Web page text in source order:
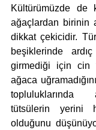
Kültürümüzde de
ağaçlardan birinin
dikkat çekicidir.
beşiklerinde ardıç
girmediği için cin
ağaca
topluluklarında
tütsülerin yerini
olduğunu